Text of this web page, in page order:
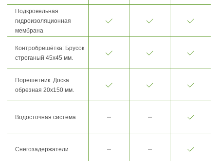
Подкровельная
гидроизоляционная
мембрана
Контробрешётка: Брусок
строганый 45х45 мм.
Порешетник: Доска
обрезная 20х150 мм.
Водосточная система
Снегозадержатели